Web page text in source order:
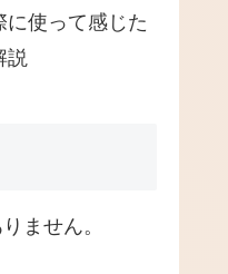
に使って感じた
説
ません。